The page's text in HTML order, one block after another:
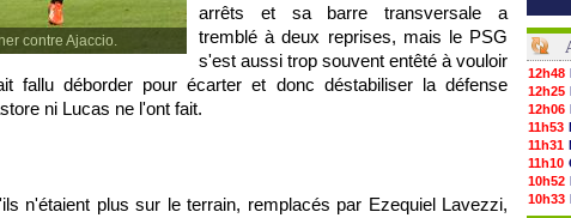
contre Ajaccio.
arrêts et sa barre transversale a
tremblé à deux reprises, mais le PSG
s'est aussi trop souvent entêté à vouloir
fallu déborder pour écarter et donc déstabiliser la défense
ni Lucas ne l'ont fait.
n'étaient plus sur le terrain, remplacés par Ezequiel Lavezzi,
12h48
12h25
12h06
11h53
11h31
11h10
10h52
10h33